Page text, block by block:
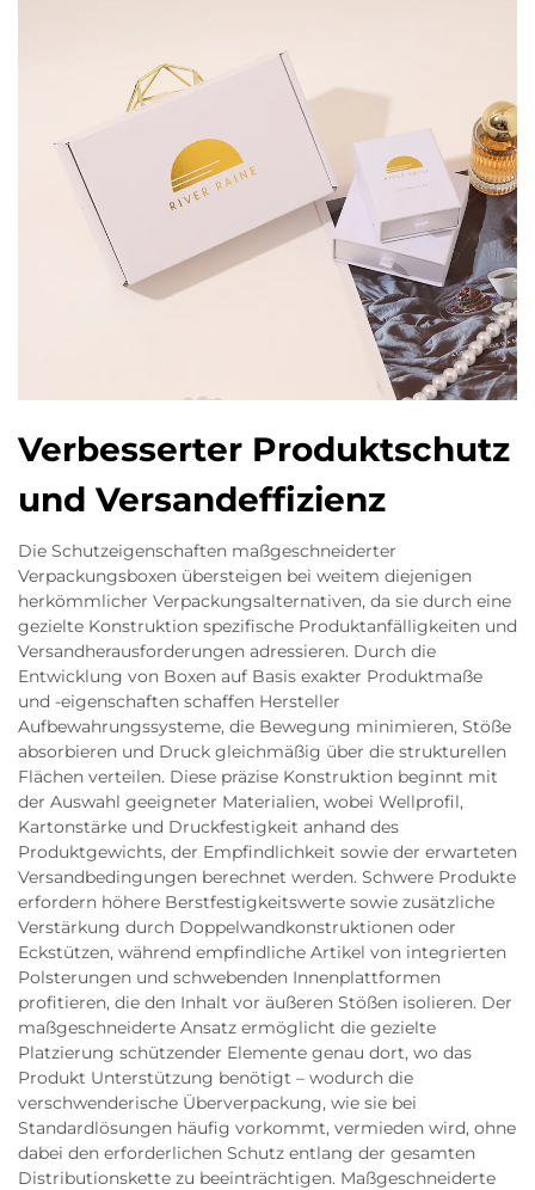
Verbesserter Produktschutz
und Versandeffizienz
Die Schutzeigenschaften maßgeschneiderter
Verpackungsboxen übersteigen bei weitem diejenigen
herkömmlicher Verpackungsalternativen, da sie durch eine
gezielte Konstruktion spezifische Produktanfälligkeiten und
Versandherausforderungen adressieren. Durch die
Entwicklung von Boxen auf Basis exakter Produktmaße
und -eigenschaften schaffen Hersteller
Aufbewahrungssysteme, die Bewegung minimieren, Stöße
absorbieren und Druck gleichmäßig über die strukturellen
Flächen verteilen. Diese präzise Konstruktion beginnt mit
der Auswahl geeigneter Materialien, wobei Wellprofil,
Kartonstärke und Druckfestigkeit anhand des
Produktgewichts, der Empfindlichkeit sowie der erwarteten
Versandbedingungen berechnet werden. Schwere Produkte
erfordern höhere Berstfestigkeitswerte sowie zusätzliche
Verstärkung durch Doppelwandkonstruktionen oder
Eckstützen, während empfindliche Artikel von integrierten
Polsterungen und schwebenden Innenplattformen
profitieren, die den Inhalt vor äußeren Stößen isolieren. Der
maßgeschneiderte Ansatz ermöglicht die gezielte
Platzierung schützender Elemente genau dort, wo das
Produkt Unterstützung benötigt – wodurch die
verschwenderische Überverpackung, wie sie bei
Standardlösungen häufig vorkommt, vermieden wird, ohne
dabei den erforderlichen Schutz entlang der gesamten
Distributionskette zu beeinträchtigen. Maßgeschneiderte